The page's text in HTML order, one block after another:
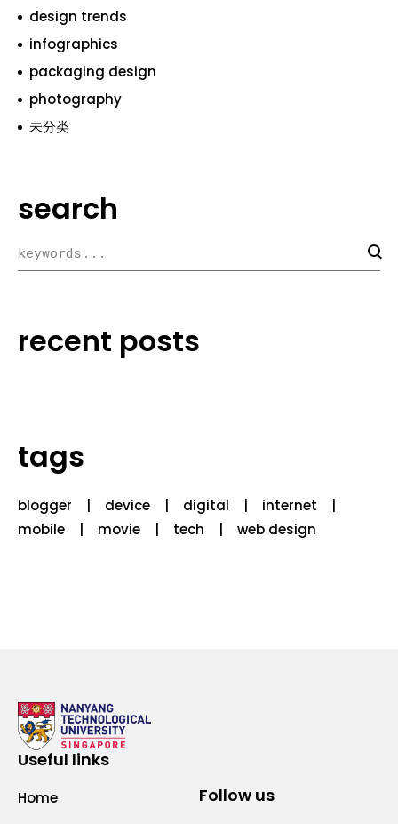
design trends
infographics
packaging design
photography
未分类
search
recent posts
tags
blogger device digital
internet
mobile
movie tech web design
Useful links
Home
Follow us